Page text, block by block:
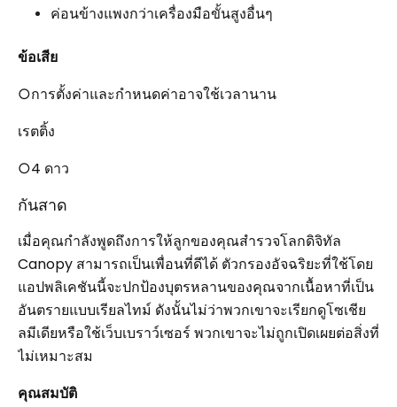
ค่อนข้างแพงกว่าเครื่องมือขั้นสูงอื่นๆ
ข้อเสีย
○การตั้งค่าและกำหนดค่าอาจใช้เวลานาน
เรตติ้ง
○4 ดาว
กันสาด
เมื่อคุณกำลังพูดถึงการให้ลูกของคุณสำรวจโลกดิจิทัล
Canopy สามารถเป็นเพื่อนที่ดีได้ ตัวกรองอัจฉริยะที่ใช้โดย
แอปพลิเคชันนี้จะปกป้องบุตรหลานของคุณจากเนื้อหาที่เป็น
อันตรายแบบเรียลไทม์ ดังนั้นไม่ว่าพวกเขาจะเรียกดูโซเชีย
ลมีเดียหรือใช้เว็บเบราว์เซอร์ พวกเขาจะไม่ถูกเปิดเผยต่อสิ่งที่
ไม่เหมาะสม
คุณสมบัติ